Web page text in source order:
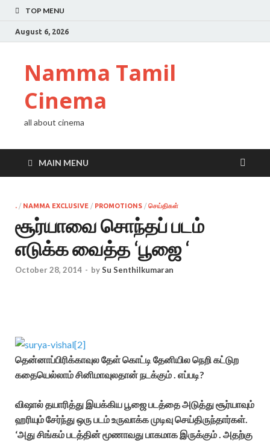
TOP MENU
August 6, 2026
Namma Tamil
Cinema
all about cinema
MAIN MENU
. / NAMMA EXCLUSIVE / PROMOTIONS / செய்திகள்
சூர்யாவை சொந்தப் படம்
எடுக்க வைத்த ‘பூஜை ‘
October 28, 2014 - bySu Senthilkumaran
தென்னாப்பிரிக்காவுல தேள் கொட்டி தேனியில நெறி கட்டுற
கதையெல்லாம் சினிமாவுலதான் நடக்கும் . எப்படி?
விஷால் தயாரித்து இயக்கிய பூஜை படத்தை அடுத்து சூர்யாவும்
ஹரியும் சேர்ந்து ஒரு படம் உருவாக்க முடிவு செய்திருந்தார்கள்.
‘அது சிங்கம் படத்தின் மூணாவது பாகமாக இருக்கும் . அதற்கு